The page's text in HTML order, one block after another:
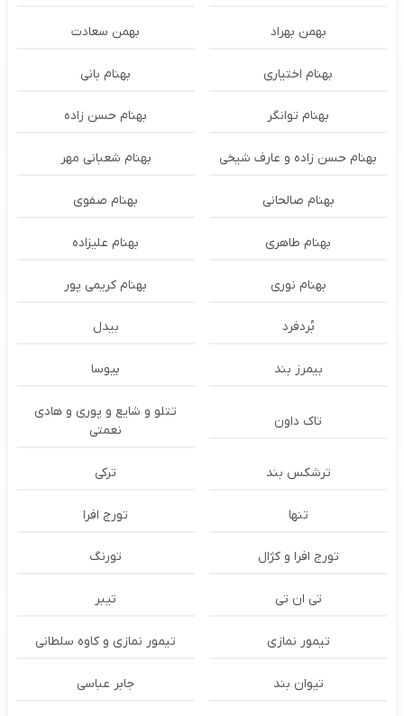
بهمن بهراد بهمن سعادت
بهنام اختیاری بهنام بانی
بهنام توانگر بهنام حسن زاده
بهنام حسن زاده و عارف شیخی بهنام شعبانی مهر
بهنام صالحانی بهنام صفوی
بهنام طاهری بهنام علیزاده
بهنام نوری بهنام کریمی پور
بُردفرد بیدل
بیمرز بند بیوسا
تاک داون
تتلو و شایع و پوری و هادی
نعمتی
ترشكس بند ترکی
تنها تورج افرا
تورج افرا و کژال تورنگ
تی ان تی تیبر
تیمور نمازی تیمور نمازی و کاوه سلطانی
تیوان بند جابر عباسی